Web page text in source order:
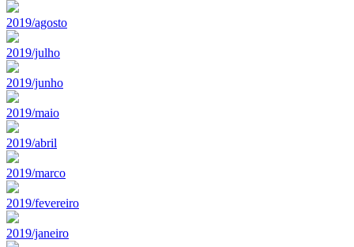
2019/agosto
2019/julho
2019/junho
2019/maio
2019/abril
2019/marco
2019/fevereiro
2019/janeiro